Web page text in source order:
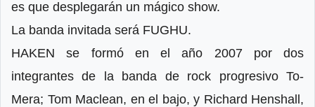
es que desplegarán un mágico show.
La banda invitada será FUGHU.
HAKEN se formó en el año 2007 por dos
integrantes de la banda de rock progresivo To-
Mera; Tom Maclean, en el bajo, y Richard Henshall,